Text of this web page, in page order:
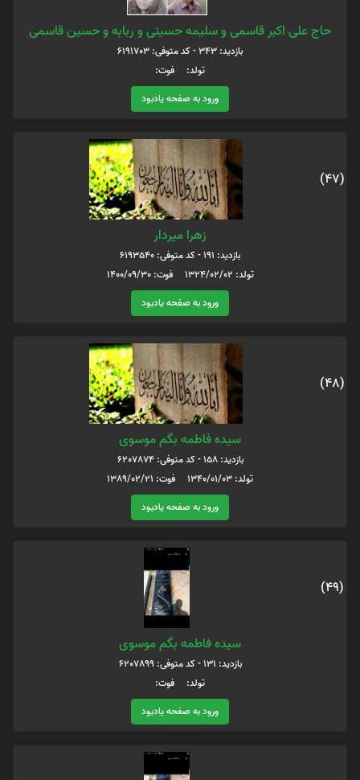
حاج علی اکبر قاسمی و سلیمه حسینی و ربابه و حسین قاسمی
بازدید: 343 - کد متوفی: 6191703
تولد: فوت:
ورود به صفحه یادبود
(47)
زهرا میردار
بازدید: 191 - کد متوفی: 6193540
تولد: 1324/02/02 فوت: 1400/09/30
ورود به صفحه یادبود
(48)
سیده فاطمه بگم موسوی
بازدید: 158 - کد متوفی: 6207874
تولد: 1340/01/03 فوت: 1389/02/21
ورود به صفحه یادبود
(49)
سیده فاطمه بگم موسوی
بازدید: 131 - کد متوفی: 6207899
تولد: فوت:
ورود به صفحه یادبود